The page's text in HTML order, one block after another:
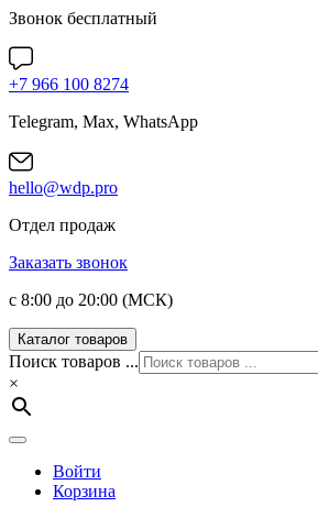
Звонок бесплатный
+7 966 100 8274
Telegram, Max, WhatsApp
hello@wdp.pro
Отдел продаж
Заказать звонок
с 8:00 до 20:00 (МСК)
Каталог товаров
Поиск товаров ...
×
Войти
Корзина